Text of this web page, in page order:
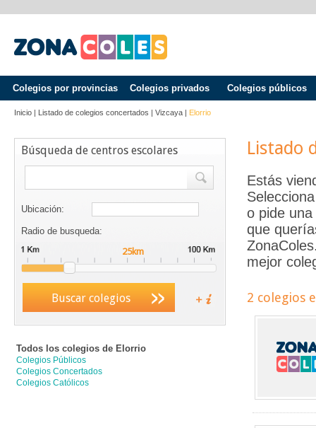
Colegios por provincias Colegios privados Colegios públicos
Inicio | Listado de colegios concertados | Vizcaya | Elorrio
Búsqueda de centros escolares
Ubicación:
Radio de busqueda:
Buscar colegios
Todos los colegios de Elorrio
Colegios Públicos
Colegios Concertados
Colegios Católicos
Listado
Estás
o pide
que
mejor
2 colegios